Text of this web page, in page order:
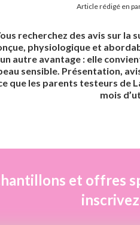
Article rédigé en
recherchez des avis sur la
physiologique et
autre avantage : elle
sensible. Présentation,
que les parents testeurs de
mois
et offres